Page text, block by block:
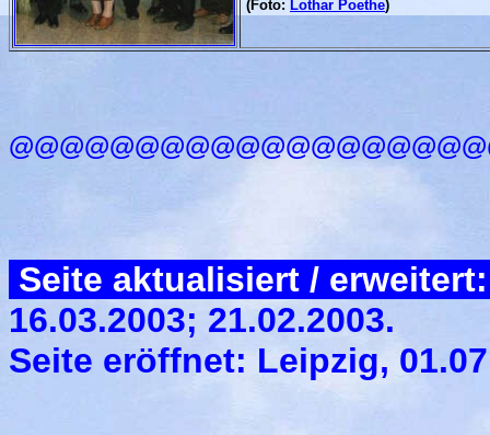
(Foto: Lothar Poethe)
Seite aktualisiert /
16.03.2003; 21.02.2003.
Seite eröffnet: Leipzig,